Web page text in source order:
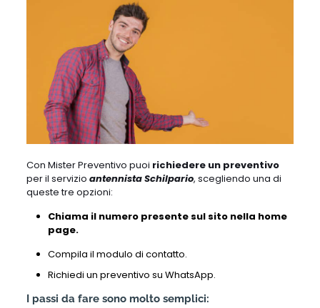
Con Mister Preventivo puoi richiedere un preventivo
per il servizio antennista Schilpario, scegliendo una di
queste tre opzioni:
Chiama il numero presente sul sito nella home
page.
Compila il modulo di contatto.
Richiedi un preventivo su WhatsApp.
I passi da fare sono molto semplici: